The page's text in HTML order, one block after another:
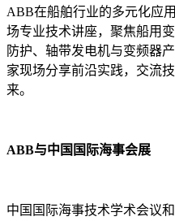
ABB在船舶行业的多元化应
场专业技术讲座，聚焦船用
防护、轴带发电机与变频器
家现场分享前沿实践，交流
来。
ABB与中国国际海事会展
中国国际海事技术学术会议